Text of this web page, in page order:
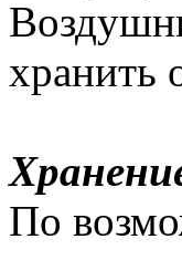
хранить
По